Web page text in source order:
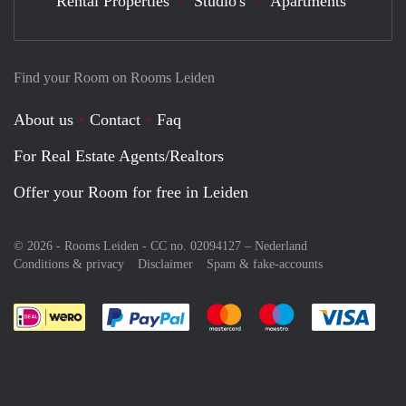
Find your Room on Rooms Leiden
About us Contact
Faq
For Real Estate Agents/Realtors
Offer your Room for free in Leiden
© 2026 - Rooms Leiden - CC no. 02094127 – Nederland
Conditions & privacy
Disclaimer Spam & fake-accounts
Pay easily with :payment method
Pay easily with :payment
Pay easily with